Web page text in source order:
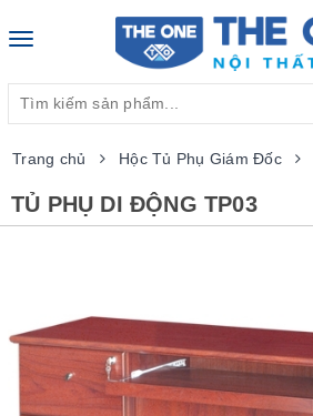
Toggle
Trang chủ Hộc Tủ Phụ Giám Đốc
TỦ PHỤ DI ĐỘNG TP03